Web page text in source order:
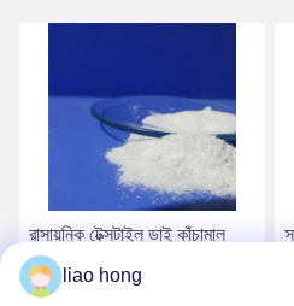
রাসায়নিক টেক্সটাইল ডাই কাঁচামাল
সোডিয়াম সালফেট Na2SO4
142.06 আণবিক ওজন
liao hong